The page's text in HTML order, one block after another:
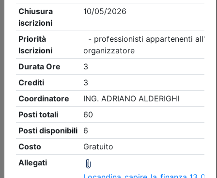
Gratuito
Ingegneri di Lecco
LA CULTURA DELLA SICUREZZA:
CONOSCENZA, COMPETENZA E
QUALIFICAZIONE
16/09/2026
Crediti: